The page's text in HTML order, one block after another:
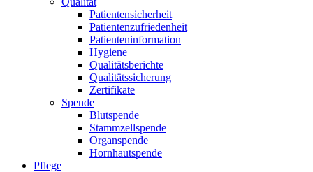
Patientensicherheit
Patientenzufriedenheit
Patienteninformation
Hygiene
Qualitätsberichte
Qualitätssicherung
Zertifikate
Spende
Blutspende
Stammzellspende
Organspende
Hornhautspende
Pflege